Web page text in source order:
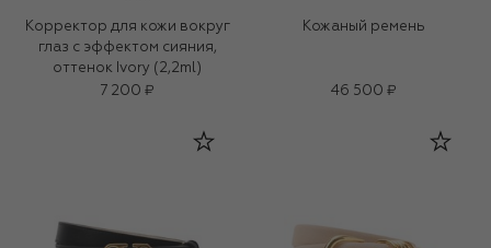
Корректор для кожи вокруг
глаз с эффектом сияния,
оттенок Ivory (2,2ml)
7 200 ₽
Кожаный ремень
46 500 ₽